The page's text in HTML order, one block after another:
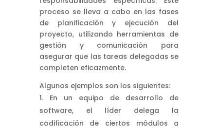
proceso se lleva a cabo en las fases
de planificación y ejecución del
proyecto, utilizando herramientas de
gestión y comunicación para
asegurar que las tareas delegadas se
completen eficazmente.
Algunos ejemplos son los siguientes:
En un equipo de desarrollo de
software, el líder delega la
codificación de ciertos módulos a